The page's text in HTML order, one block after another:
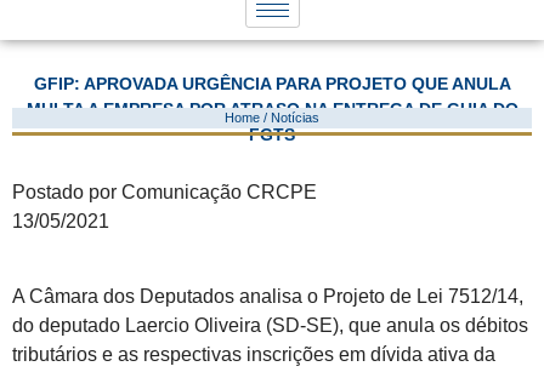
GFIP: APROVADA URGÊNCIA PARA PROJETO QUE ANULA
MULTA A EMPRESA POR ATRASO NA ENTREGA DE GUIA DO
FGTS
Home / Notícias
Postado por Comunicação CRCPE
13/05/2021
A Câmara dos Deputados analisa o Projeto de Lei 7512/14,
do deputado Laercio Oliveira (SD-SE), que anula os débitos
tributários e as respectivas inscrições em dívida ativa da